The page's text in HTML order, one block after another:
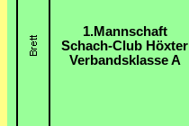
1.Mannschaft
Schach-Club Höxter
Verbandsklasse A